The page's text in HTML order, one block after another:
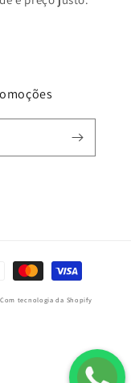
Com tecnologia da Shopify